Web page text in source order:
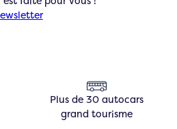
Plus de 30 autocars
grand tourisme